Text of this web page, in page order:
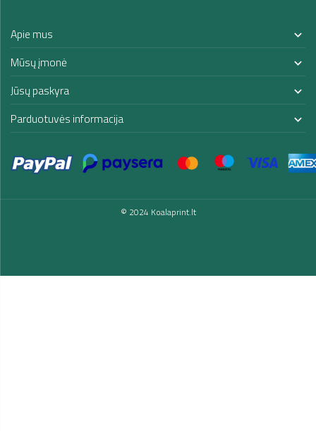
Apie mus 
Mūsų įmonė 
Jūsų paskyra 
Parduotuvės informacija 
© 2024 Koalaprint.lt